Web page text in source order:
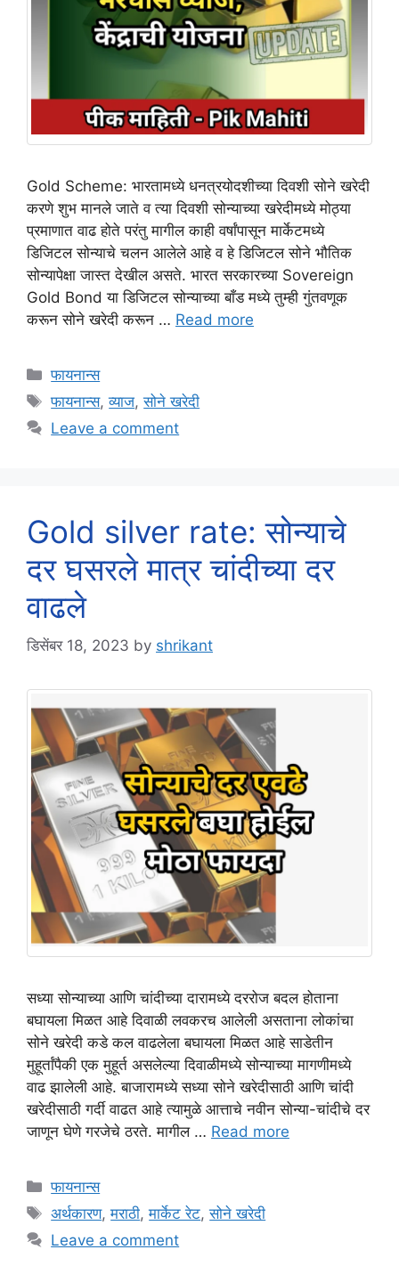
Gold Scheme: भारतामध्ये धनत्रयोदशीच्या दिवशी सोने खरेदी
करणे शुभ मानले जाते व त्या दिवशी सोन्याच्या खरेदीमध्ये मोठ्या
प्रमाणात वाढ होते परंतु मागील काही वर्षांपासून मार्केटमध्ये
डिजिटल सोन्याचे चलन आलेले आहे व हे डिजिटल सोने भौतिक
सोन्यापेक्षा जास्त देखील असते. भारत सरकारच्या Sovereign
Gold Bond या डिजिटल सोन्याच्या बाँड मध्ये तुम्ही गुंतवणूक
करून सोने खरेदी करून … Read more
Categories
फायनान्स
Tags
फायनान्स,व्याज,सोने खरेदी
Leave a comment
Gold silver rate: सोन्याचे
दर घसरले मात्र चांदीच्या दर
वाढले
डिसेंबर 18, 2023 by shrikant
सध्या सोन्याच्या आणि चांदीच्या दारामध्ये दररोज बदल होताना
बघायला मिळत आहे दिवाळी लवकरच आलेली असताना लोकांचा
सोने खरेदी कडे कल वाढलेला बघायला मिळत आहे साडेतीन
मुहूर्तांपैकी एक मुहूर्त असलेल्या दिवाळीमध्ये सोन्याच्या मागणीमध्ये
वाढ झालेली आहे. बाजारामध्ये सध्या सोने खरेदीसाठी आणि चांदी
खरेदीसाठी गर्दी वाढत आहे त्यामुळे आत्ताचे नवीन सोन्या-चांदीचे दर
जाणून घेणे गरजेचे ठरते. मागील … Read more
Categories
फायनान्स
Tags
अर्थकारण,मराठी,मार्केट रेट,सोने खरेदी
Leave a comment